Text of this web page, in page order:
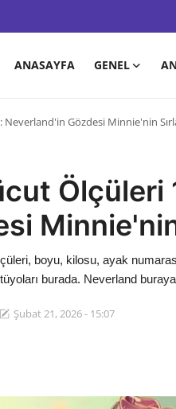
ANASAYFA GENEL
Gözdesi Minnie'nin
Ölçüleri
Minnie'nin
boyu, kilosu, ayak
burada. Neverland
Şubat 21, 2026 - 15:07